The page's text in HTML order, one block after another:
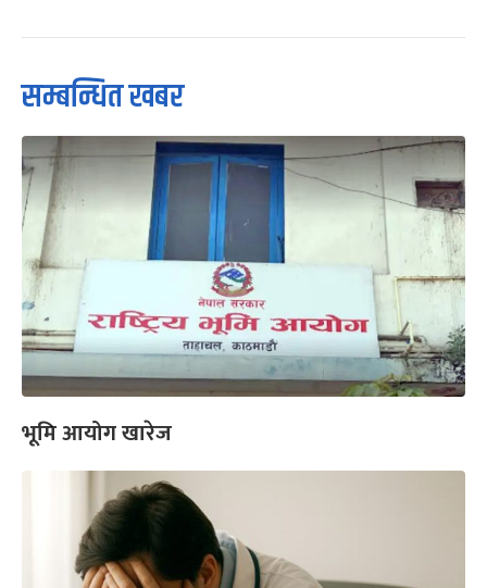
सम्बन्धित खबर
भूमि आयोग खारेज